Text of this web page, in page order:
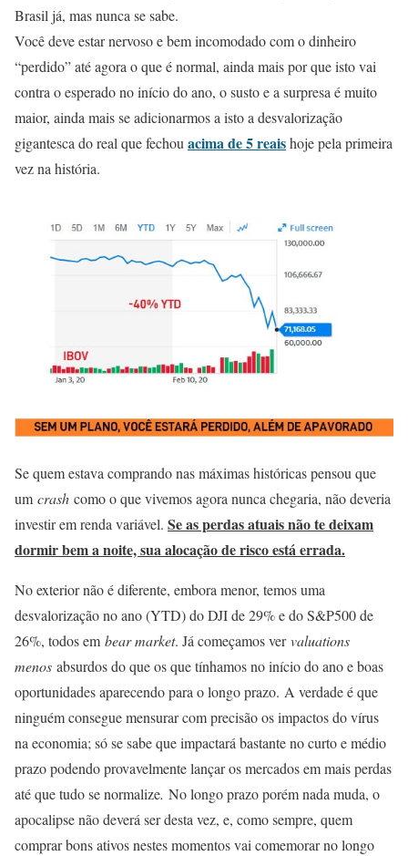
Brasil já, mas nunca se sabe.
Você deve estar nervoso e bem incomodado com o dinheiro
“perdido” até agora o que é normal, ainda mais por que isto vai
contra o esperado no início do ano, o susto e a surpresa é muito
maior, ainda mais se adicionarmos a isto a desvalorização
gigantesca do real que fechou acima de 5 reaishoje pela primeira
vez na história.
Se quem estava comprando nas máximas históricas pensou que
um crash como o que vivemos agora nunca chegaria, não deveria
investir em renda variável. Se as perdas atuais não te deixam
dormir bem a noite, sua alocação de risco está errada.
No exterior não é diferente, embora menor, temos uma
desvalorização no ano (YTD) do DJI de 29% e do S&P500 de
26%, todos em bear market. Já começamos vervaluations
menos absurdos do que os que tínhamos no início do ano e boas
oportunidades aparecendo para o longo prazo. A verdade é que
ninguém consegue mensurar com precisão os impactos do vírus
na economia; só se sabe que impactará bastante no curto e médio
prazo podendo provavelmente lançar os mercados em mais perdas
até que tudo se normalize. No longo prazo porém nada muda, o
apocalipse não deverá ser desta vez, e, como sempre, quem
comprar bons ativos nestes momentos vai comemorar no longo